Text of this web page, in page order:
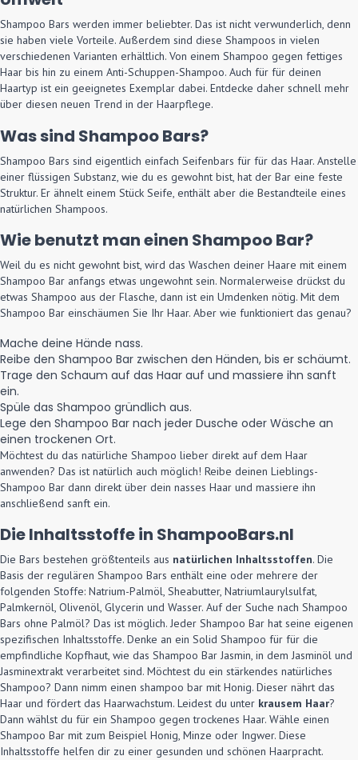
Shampoo Bars werden immer beliebter. Das ist nicht verwunderlich, denn
sie haben viele Vorteile. Außerdem sind diese Shampoos in vielen
verschiedenen Varianten erhältlich. Von einem Shampoo gegen fettiges
Haar bis hin zu einem Anti-Schuppen-Shampoo. Auch für für deinen
Haartyp ist ein geeignetes Exemplar dabei. Entdecke daher schnell mehr
über diesen neuen Trend in der Haarpflege.
Was sind Shampoo Bars?
Shampoo Bars sind eigentlich einfach Seifenbars für für das Haar. Anstelle
einer flüssigen Substanz, wie du es gewohnt bist, hat der Bar eine feste
Struktur. Er ähnelt einem Stück Seife, enthält aber die Bestandteile eines
natürlichen Shampoos.
Wie benutzt man einen Shampoo Bar?
Weil du es nicht gewohnt bist, wird das Waschen deiner Haare mit einem
Shampoo Bar anfangs etwas ungewohnt sein. Normalerweise drückst du
etwas Shampoo aus der Flasche, dann ist ein Umdenken nötig. Mit dem
Shampoo Bar einschäumen Sie Ihr Haar. Aber wie funktioniert das genau?
Mache deine Hände nass.
Reibe den Shampoo Bar zwischen den Händen, bis er schäumt.
Trage den Schaum auf das Haar auf und massiere ihn sanft
ein.
Spüle das Shampoo gründlich aus.
Lege den Shampoo Bar nach jeder Dusche oder Wäsche an
einen trockenen Ort.
Möchtest du das natürliche Shampoo lieber direkt auf dem Haar
anwenden? Das ist natürlich auch möglich! Reibe deinen Lieblings-
Shampoo Bar dann direkt über dein nasses Haar und massiere ihn
anschließend sanft ein.
Die Inhaltsstoffe in ShampooBars.nl
Die Bars bestehen größtenteils aus natürlichen Inhaltsstoffen. Die
Basis der regulären Shampoo Bars enthält eine oder mehrere der
folgenden Stoffe: Natrium-Palmöl, Sheabutter, Natriumlaurylsulfat,
Palmkernöl, Olivenöl, Glycerin und Wasser. Auf der Suche nach Shampoo
Bars ohne Palmöl? Das ist möglich. Jeder Shampoo Bar hat seine eigenen
spezifischen Inhaltsstoffe. Denke an ein Solid Shampoo für für die
empfindliche Kopfhaut, wie das Shampoo Bar Jasmin, in dem Jasminöl und
Jasminextrakt verarbeitet sind. Möchtest du ein stärkendes natürliches
Shampoo? Dann nimm einen shampoo bar mit Honig. Dieser nährt das
Haar und fördert das Haarwachstum. Leidest du unter krausem Haar?
Dann wählst du für ein Shampoo gegen trockenes Haar. Wähle einen
Shampoo Bar mit zum Beispiel Honig, Minze oder Ingwer. Diese
Inhaltsstoffe helfen dir zu einer gesunden und schönen Haarpracht.